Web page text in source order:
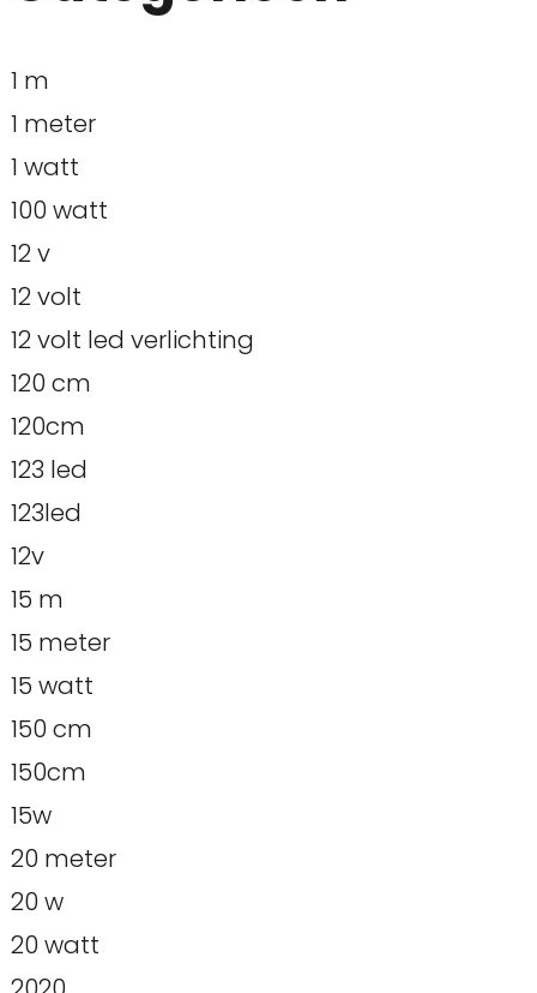
1 m
1 meter
1 watt
100 watt
12 v
12 volt
12 volt led verlichting
120 cm
120cm
123 led
123led
12v
15 m
15 meter
15 watt
150 cm
150cm
15w
20 meter
20 w
20 watt